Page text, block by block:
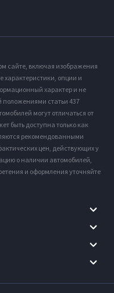
сайте, включая изображения
характеристики, опции и
характер и не
положениями статьи 437
могут отличаться от
быть доступна только как
рекомендованными
цен, действующих у
о наличии автомобилей,
и оформления уточняйте